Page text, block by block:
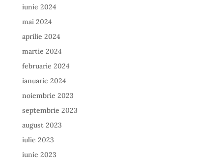
iunie 2024
mai 2024
aprilie 2024
martie 2024
februarie 2024
ianuarie 2024
noiembrie 2023
septembrie 2023
august 2023
iulie 2023
iunie 2023